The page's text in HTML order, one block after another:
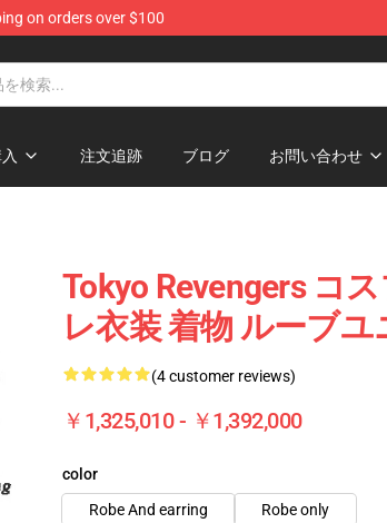
on orders over $100
注文追跡 ブログ お問い合わせ
Tokyo Revengers コ
レ衣装 着物 ルーブ
(4 customer reviews)
￥1,325,010 - ￥1,392,000
color
Robe And earring
Robe only